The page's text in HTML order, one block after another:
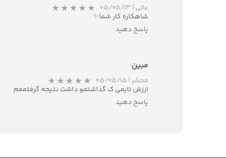
عالی | ۰۵/۰۵/۱۳
شاهکاره کار شما✨
پاسخ دهید
مبین
محشر| ۰۵/۰۵/۱۵
ارزش تایمی ک گذاشتمو داشت نتیجه گرفتممم
پاسخ دهید